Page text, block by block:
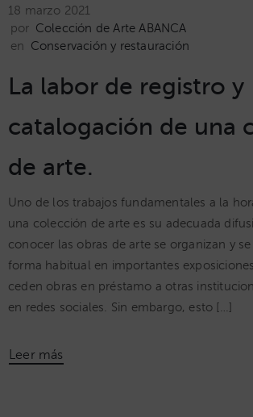
18 marzo 2021
por Colección de Arte ABANCA
en
Conservación y restauración
La labor de registro y
catalogación de una
de arte.
Uno de los trabajos fundamentales a la
una colección de arte es su adecuada
conocer las obras de arte se organizan y
forma habitual en importantes
ceden obras en préstamo a otras
en redes sociales. Sin embargo, esto […]
Leer más